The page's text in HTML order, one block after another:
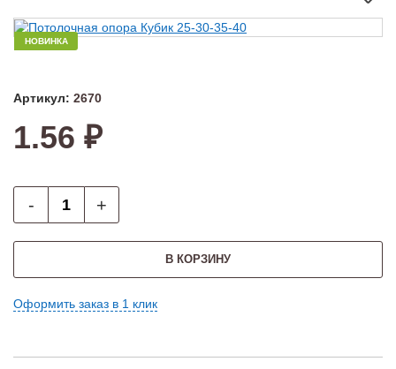
НОВИНКА
Артикул: 2670
1.56 ₽
- +
В КОРЗИНУ
Оформить заказ в 1 клик